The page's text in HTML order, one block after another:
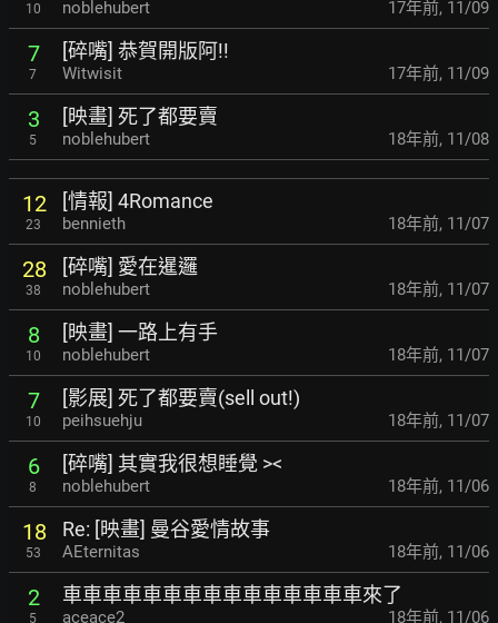
10 noblehubert 17年前, 11/09
7
7
[碎嘴] 恭賀開版阿!!
Witwisit 17年前, 11/09
3
5
[映畫] 死了都要賣
noblehubert 18年前, 11/08
12
23
[情報] 4Romance
bennieth 18年前, 11/07
28
38
[碎嘴] 愛在暹邏
noblehubert 18年前, 11/07
8
10
[映畫] 一路上有手
noblehubert 18年前, 11/07
7
10
[影展] 死了都要賣(sell out!)
peihsuehju 18年前, 11/07
6
8
[碎嘴] 其實我很想睡覺 ><
noblehubert 18年前, 11/06
18
53
Re: [映畫] 曼谷愛情故事
AEternitas 18年前, 11/06
2
5
車車車車車車車車車車車車車車車來了
aceace2 18年前, 11/06